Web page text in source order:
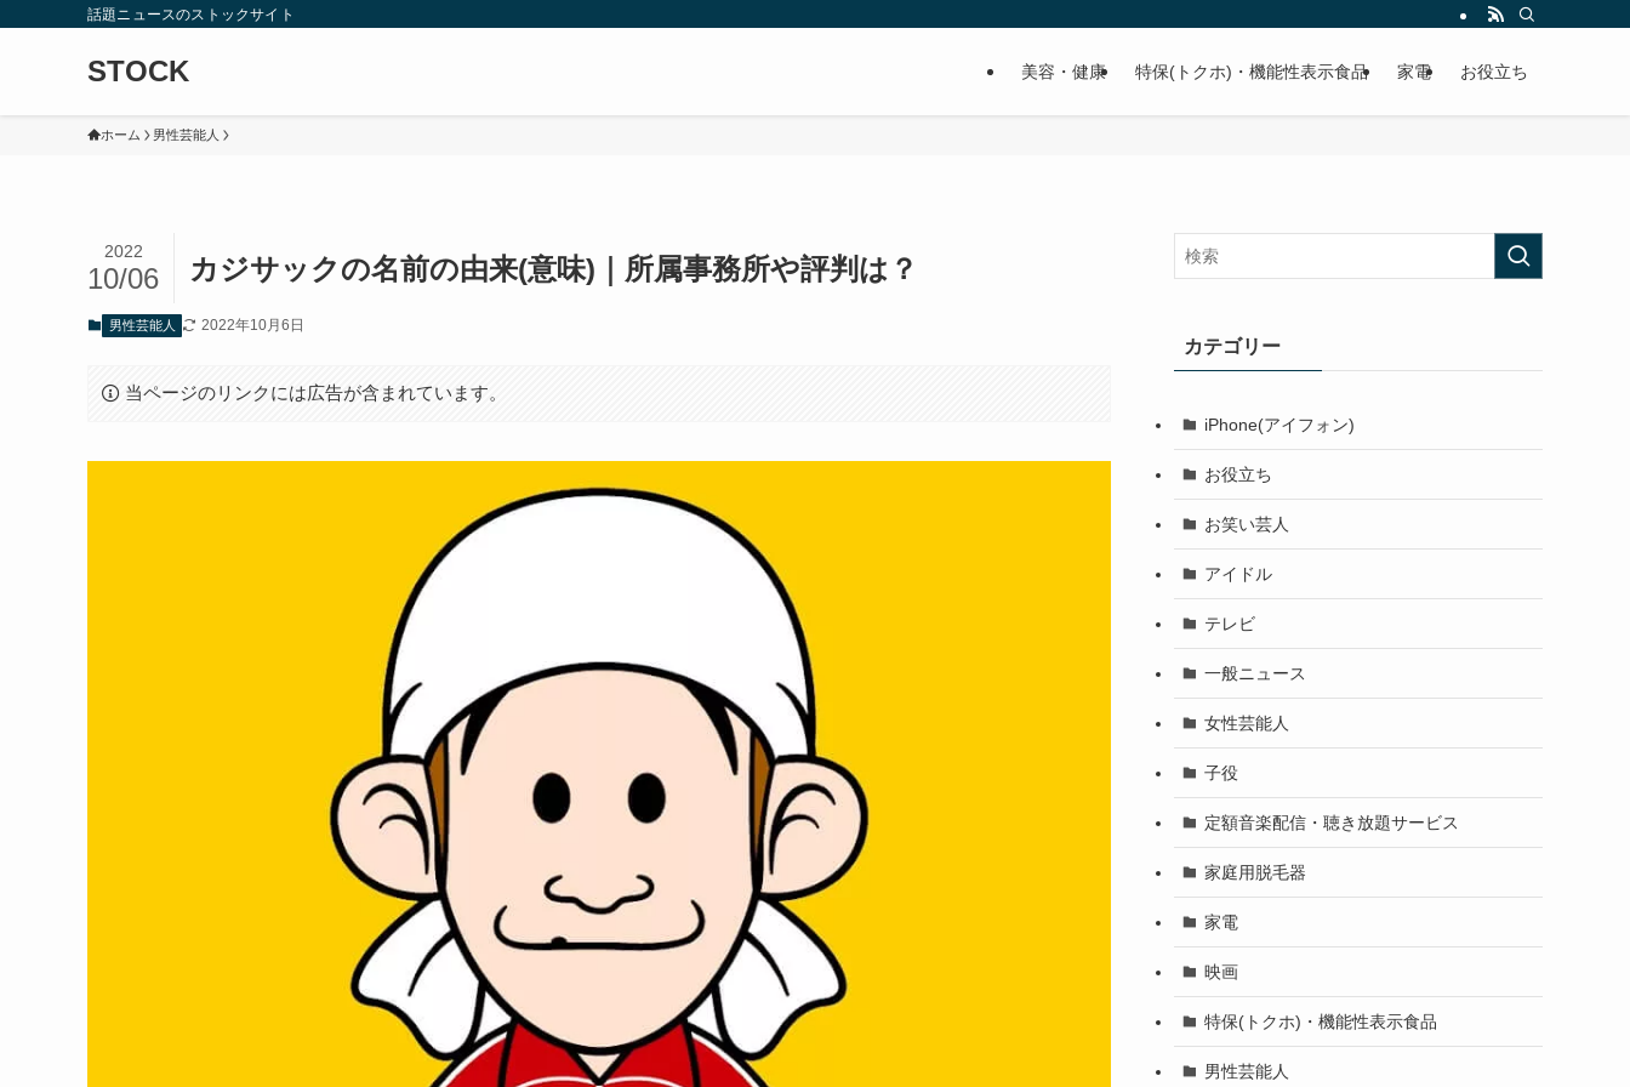
話題ニュースのストックサイト
STOCK 美容・健康 特保(トクホ)・機能性表示食品 家電 お役立ち
ホーム 男性芸能人
カジサックの名前の由来(意味)｜所属事務所や評判は？
2022
10/06
男性芸能人 2022年10月6日
当ページのリンクには広告が含まれています。
カテゴリー
iPhone(アイフォン)
お役立ち
お笑い芸人
アイドル
テレビ
一般ニュース
女性芸能人
子役
定額音楽配信・聴き放題サービス
家庭用脱毛器
家電
映画
特保(トクホ)・機能性表示食品
男性芸能人